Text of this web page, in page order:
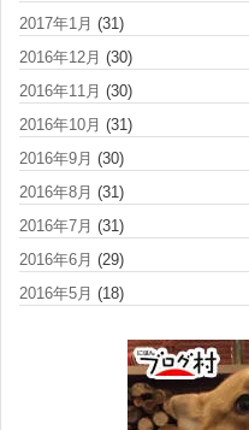
2017年1月 (31)
2016年12月 (30)
2016年11月 (30)
2016年10月 (31)
2016年9月 (30)
2016年8月 (31)
2016年7月 (31)
2016年6月 (29)
2016年5月 (18)